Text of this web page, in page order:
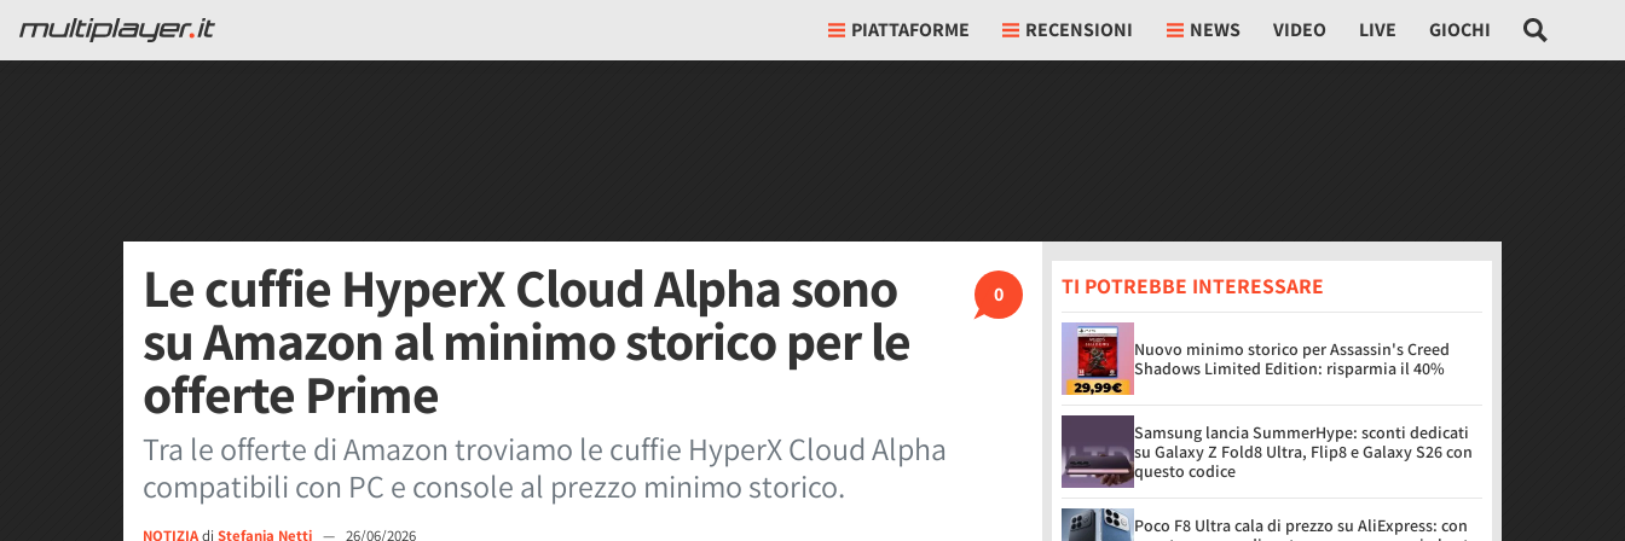
PIATTAFORME RECENSIONI NEWS VIDEO LIVE GIOCHI
0
Le cuffie HyperX Cloud Alpha sono
su Amazon al minimo storico per le
offerte Prime
Tra le offerte di Amazon troviamo le cuffie HyperX Cloud Alpha
compatibili con PC e console al prezzo minimo storico.
NOTIZIAdi Stefania Netti — 26/06/2026
TI POTREBBE INTERESSARE
Nuovo minimo storico per Assassin's Creed
Shadows Limited Edition: risparmia il 40%
Samsung lancia SummerHype: sconti dedicati
su Galaxy Z Fold8 Ultra, Flip8 e Galaxy S26 con
questo codice
Poco F8 Ultra cala di prezzo su AliExpress: con